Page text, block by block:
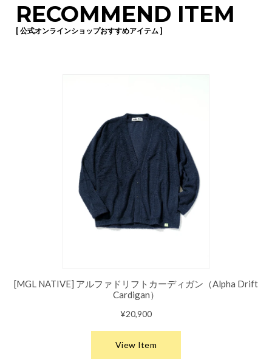
RECOMMEND ITEM
[ 公式オンラインショップおすすめアイテム ]